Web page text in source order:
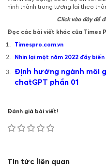
hình thành trong tương lai theo
Click vào đây để
Đọc các bài viết khác của Times
Timespro.com.vn
Nhìn lại một năm 2022 đầy
Định hướng ngành môi
chatGPT phần 01
Đánh giá bài viết!
Tin tức liên quan